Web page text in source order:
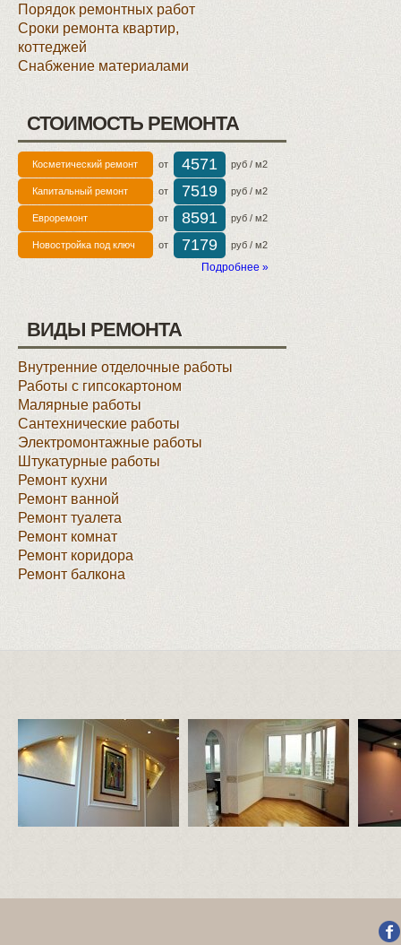
Порядок ремонтных работ
Сроки ремонта квартир,
коттеджей
Снабжение материалами
СТОИМОСТЬ РЕМОНТА
Косметический ремонт от 4571 руб / м2
Капитальный ремонт от 7519 руб / м2
Евроремонт от 8591 руб / м2
Новостройка под ключ от 7179 руб / м2
Подробнее »
ВИДЫ РЕМОНТА
Внутренние отделочные работы
Работы с гипсокартоном
Малярные работы
Сантехнические работы
Электромонтажные работы
Штукатурные работы
Ремонт кухни
Ремонт ванной
Ремонт туалета
Ремонт комнат
Ремонт коридора
Ремонт балкона